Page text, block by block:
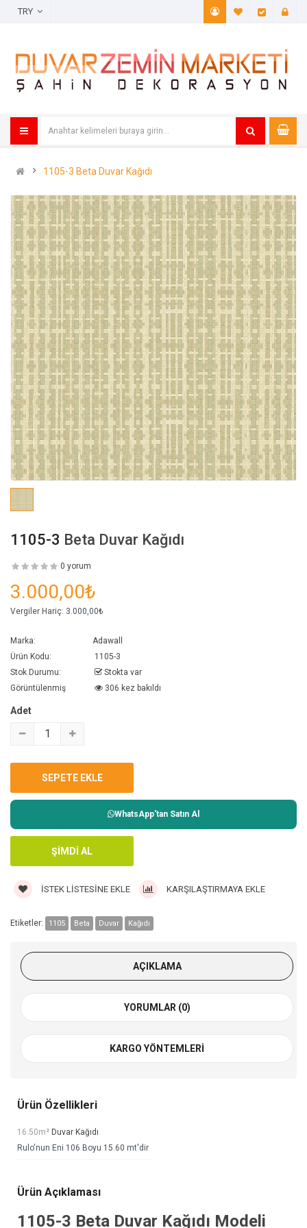
A. Listem
1105-3 Beta Duvar Kağıdı
1105-3 Beta Duvar Kağıdı
0 yorum
3.000,00₺
Vergiler Hariç: 3.000,00₺
Marka:
Adawall
Ürün Kodu:
1105-3
Stok Durumu:
Stokta var
Görüntülenmiş
306 kez bakıldı
Adet
WhatsApp'tan Satın Al
İSTEK LISTESINE EKLE KARŞILAŞTIRMAYA EKLE
Etiketler: 1105 Beta Duvar Kağıdı
AÇIKLAMA
YORUMLAR (0)
KARGO YÖNTEMLERI
Ürün Özellikleri
16.50m² Duvar Kağıdı
Rulo'nun Eni 106 Boyu 15.60 mt'dir
Ürün Açıklaması
1105-3 Beta Duvar Kağıdı Modeli